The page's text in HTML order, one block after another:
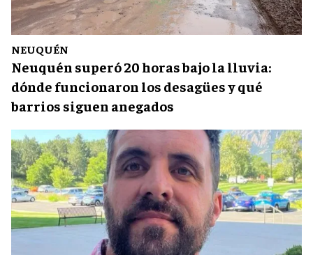
NEUQUÉN
Neuquén superó 20 horas bajo la lluvia:
dónde funcionaron los desagües y qué
barrios siguen anegados